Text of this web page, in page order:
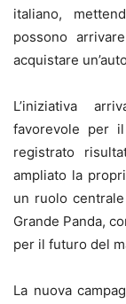
italiano,
possono
acquistare
L’iniziativa
favorevole per
registrato
ampliato la
un ruolo
Grande Panda,
per il futuro del
La nuova